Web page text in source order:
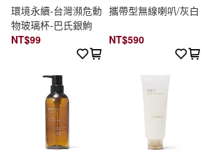
環境永續-台灣瀕危動
物玻璃杯-巴氏銀鮈
NT$99
攜帶型無線喇叭/灰白
NT$590